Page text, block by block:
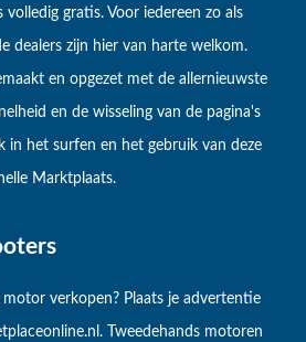
volledig gratis. Voor iedereen zo als
dealers zijn hier van harte welkom.
en opgezet met de allernieuwste
en de wisseling van de pagina's
in het surfen en het gebruik van deze
Marktplaats.
verkopen? Plaats je advertentie
Tweedehands motoren